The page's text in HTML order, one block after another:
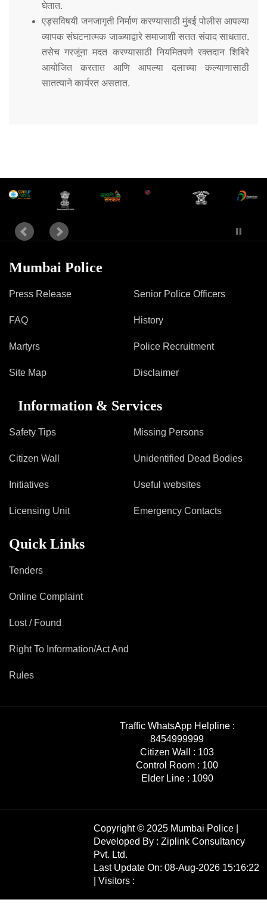
घेतात.
एड्सविषयी जनजागृती निर्माण करण्यासाठी मुंबई पोलीस आपल्या
व्यापक संघटनात्मक जाळ्याद्वारे समाजाशी सतत संवाद साधतात.
तसेच गरजूंना मदत करण्यासाठी नियमितपणे रक्तदान शिबिरे
आयोजित करतात आणि आपल्या दलाच्या कल्याणासाठी
सातत्याने कार्यरत असतात.
Mumbai Police
Press Release
FAQ
Martyrs
Site Map
Senior Police Officers
History
Police Recruitment
Disclaimer
Information & Services
Safety Tips
Citizen Wall
Initiatives
Licensing Unit
Missing Persons
Unidentified Dead Bodies
Useful websites
Emergency Contacts
Quick Links
Tenders
Online Complaint
Lost / Found
Right To Information/Act And
Rules
Traffic WhatsApp Helpline :
8454999999
Citizen Wall : 103
Control Room : 100
Elder Line : 1090
Copyright © 2025 Mumbai Police |
Developed By : Ziplink Consultancy
Pvt. Ltd.
Last Update On: 08-Aug-2026 15:16:22
| Visitors :